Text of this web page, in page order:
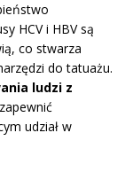
HCV i HBV są
co stwarza
do tatuażu.
ludzi z
udział w